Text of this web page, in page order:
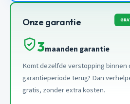
Onze garantie
3maanden garantie
Komt dezelfde verstopping binnen
garantieperiode terug? Dan
gratis, zonder extra kosten.